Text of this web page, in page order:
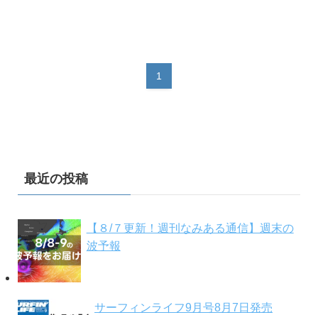
1
最近の投稿
【８/７更新！週刊なみある通信】週末の
波予報
サーフィンライフ9月号8月7日発売